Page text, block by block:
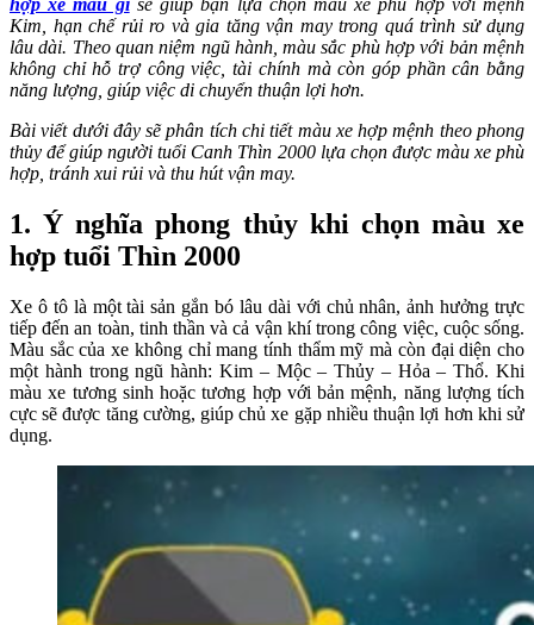
Kim, hạn chế rủi ro và gia tăng vận may trong quá trình sử dụng
lâu dài. Theo quan niệm ngũ hành, màu sắc phù hợp với bản mệnh
không chỉ hỗ trợ công việc, tài chính mà còn góp phần cân bằng
năng lượng, giúp việc di chuyển thuận lợi hơn.
Bài viết dưới đây sẽ phân tích chi tiết màu xe hợp mệnh theo phong
thủy để giúp người tuổi Canh Thìn 2000 lựa chọn được màu xe phù
hợp, tránh xui rủi và thu hút vận may.
1. Ý nghĩa phong thủy khi chọn màu xe
hợp tuổi Thìn 2000
Xe ô tô là một tài sản gắn bó lâu dài với chủ nhân, ảnh hưởng trực
tiếp đến an toàn, tinh thần và cả vận khí trong công việc, cuộc sống.
Màu sắc của xe không chỉ mang tính thẩm mỹ mà còn đại diện cho
một hành trong ngũ hành: Kim – Mộc – Thủy – Hỏa – Thổ. Khi
màu xe tương sinh hoặc tương hợp với bản mệnh, năng lượng tích
cực sẽ được tăng cường, giúp chủ xe gặp nhiều thuận lợi hơn khi sử
dụng.